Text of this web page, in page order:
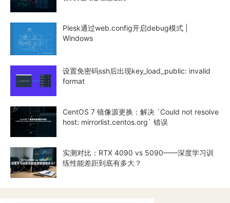
Plesk通过web.config开启debug模式 |
Windows
设置免密码ssh后出现key_load_public: invalid
format
CentOS 7 镜像源更换：解决 `Could not resolve
host: mirrorlist.centos.org` 错误
实测对比：RTX 4090 vs 5090——深度学习训
练性能差距到底有多大？